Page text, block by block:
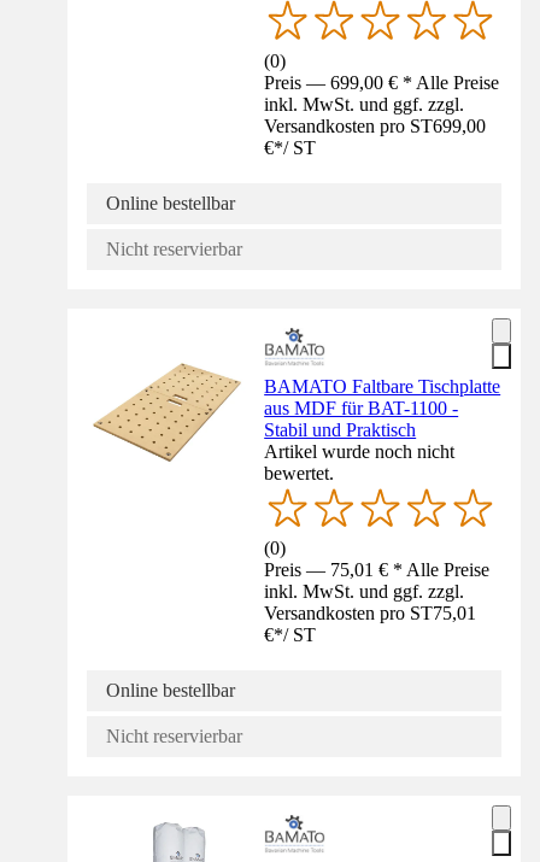
(0)
Preis — 699,00 € * Alle Preise
inkl. MwSt. und ggf. zzgl.
Versandkosten pro ST699,00
€*/ ST
Online bestellbar
Nicht reservierbar
BAMATO Faltbare Tischplatte
aus MDF für BAT-1100 -
Stabil und Praktisch
Artikel wurde noch nicht
bewertet.
(0)
Preis — 75,01 € * Alle Preise
inkl. MwSt. und ggf. zzgl.
Versandkosten pro ST75,01
€*/ ST
Online bestellbar
Nicht reservierbar